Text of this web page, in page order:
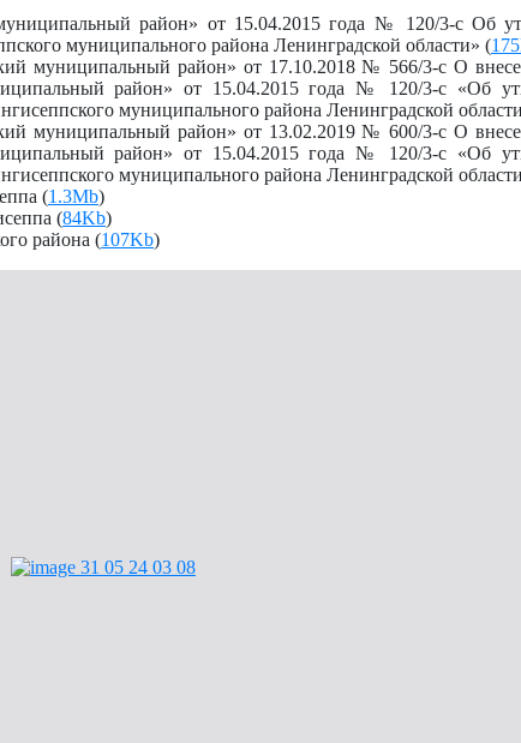
район» от 15.04.2015 года № 120/3-с Об
муниципального района Ленинградской области» (
муниципальный район» от 17.10.2018 № 566/3-с О
район» от 15.04.2015 года № 120/3-с «Об
муниципального района Ленинградской
муниципальный район» от 13.02.2019 № 600/3-с О
район» от 15.04.2015 года № 120/3-с «Об
муниципального района Ленинградской
(1.3Mb)
(84Kb)
района (107Kb)